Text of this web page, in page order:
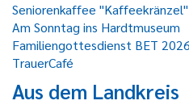
Seniorenkaffee "Kaffeekränzel"
Am Sonntag ins Hardtmuseum
Familiengottesdienst BET 2026
TrauerCafé
Aus dem Landkreis